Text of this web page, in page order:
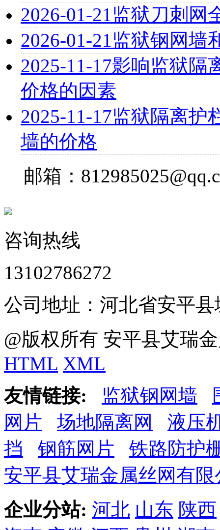
2026-01-21监狱刀刺网
2026-01-21监狱钢网墙
2025-11-17影响监狱隔
价格的因素
2025-11-17监狱隔离护
墙的价格
邮箱：
咨询热线
13102786272
公司地址：河北省安平
@版权所有 安平县艾瑞
HTML XML
友情链接:
监狱钢网墙
网片
场地隔离网
液压
挡
钢筋网片
铁路防护
安平县艾瑞金属丝网有限
企业分站: 河北 山东 陕西